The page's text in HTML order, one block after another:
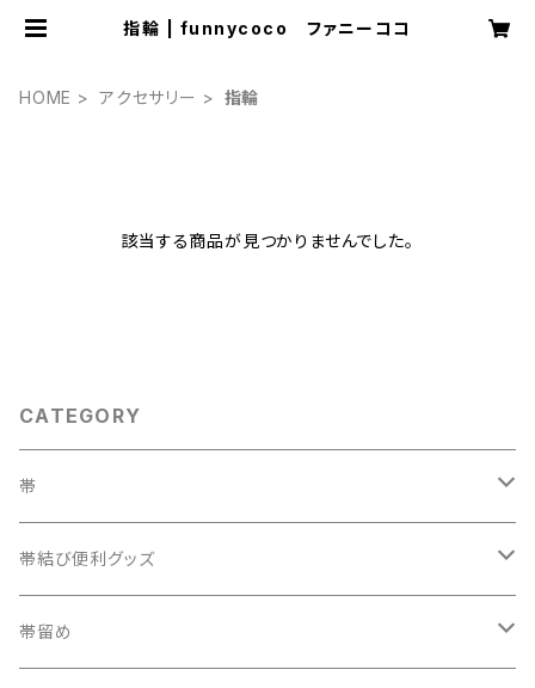
指輪 | funnycoco ファニーココ
HOME アクセサリー 指輪
該当する商品が見つかりませんでした。
CATEGORY
帯
織兵児帯
半幅帯
帯結び便利グッズ
カラー三重紐
帯留め